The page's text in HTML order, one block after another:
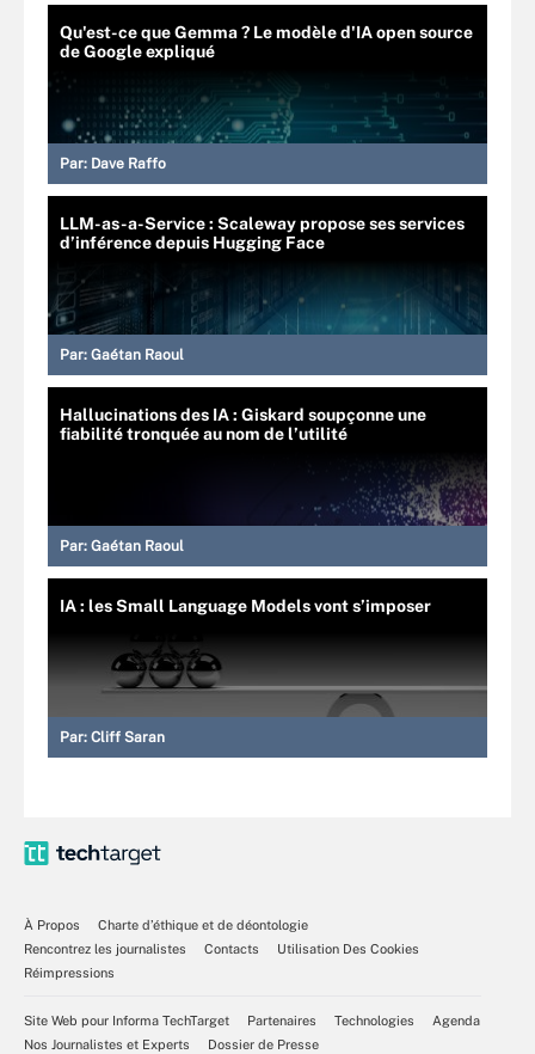
Qu'est-ce que Gemma ? Le modèle d'IA open source
de Google expliqué
Par: Dave Raffo
LLM-as-a-Service : Scaleway propose ses services
d’inférence depuis Hugging Face
Par: Gaétan Raoul
Hallucinations des IA : Giskard soupçonne une
fiabilité tronquée au nom de l’utilité
Par: Gaétan Raoul
IA : les Small Language Models vont s’imposer
Par: Cliff Saran
À Propos
Charte d’éthique et de déontologie
Rencontrez les journalistes
Contacts
Utilisation Des Cookies
Réimpressions
Site Web pour Informa TechTarget Partenaires Technologies
Agenda
Nos Journalistes et Experts
Dossier de Presse